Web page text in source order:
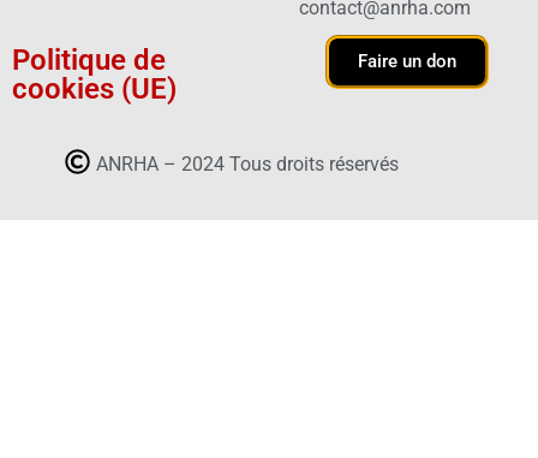
Politique de
cookies (UE)
contact@anrha.com
Faire un don
ANRHA – 2024 Tous droits réservés